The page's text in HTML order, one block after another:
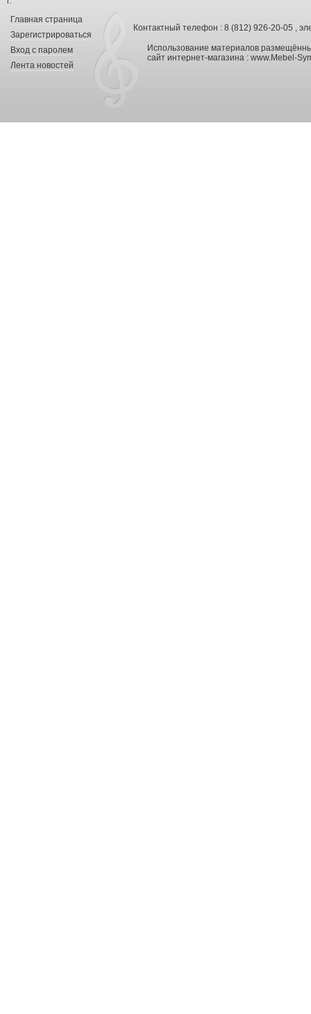
Главная страница
Зарегистрироваться
Вход с паролем
Лента новостей
Контактный телефон : 8 (812) 926-20-05 ,
Использование материалов
сайт интернет-магазина : www.Mebel-